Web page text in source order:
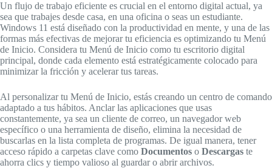
Un flujo de trabajo eficiente es crucial en el entorno digital actual, ya
sea que trabajes desde casa, en una oficina o seas un estudiante.
Windows 11 está diseñado con la productividad en mente, y una de las
formas más efectivas de mejorar tu eficiencia es optimizando tu Menú
de Inicio. Considera tu Menú de Inicio como tu escritorio digital
principal, donde cada elemento está estratégicamente colocado para
minimizar la fricción y acelerar tus tareas.
Al personalizar tu Menú de Inicio, estás creando un centro de comando
adaptado a tus hábitos. Anclar las aplicaciones que usas
constantemente, ya sea un cliente de correo, un navegador web
específico o una herramienta de diseño, elimina la necesidad de
buscarlas en la lista completa de programas. De igual manera, tener
acceso rápido a carpetas clave como Documentos o Descargas te
ahorra clics y tiempo valioso al guardar o abrir archivos.